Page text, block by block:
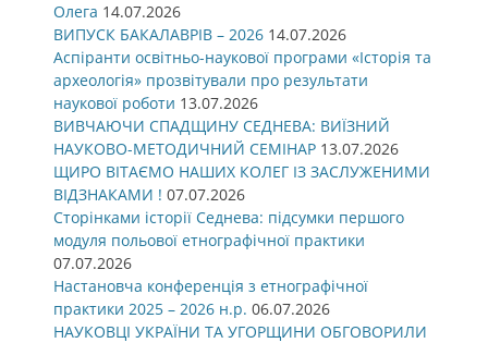
Олега 14.07.2026
ВИПУСК БАКАЛАВРІВ – 2026 14.07.2026
Аспіранти освітньо-наукової програми «Історія та
археологія» прозвітували про результати
наукової роботи 13.07.2026
ВИВЧАЮЧИ СПАДЩИНУ СЕДНЕВА: ВИЇЗНИЙ
НАУКОВО-МЕТОДИЧНИЙ СЕМІНАР 13.07.2026
ЩИРО ВІТАЄМО НАШИХ КОЛЕГ ІЗ ЗАСЛУЖЕНИМИ
ВІДЗНАКАМИ ! 07.07.2026
Сторінками історії Седнева: підсумки першого
модуля польової етнографічної практики
07.07.2026
Настановча конференція з етнографічної
практики 2025 – 2026 н.р. 06.07.2026
НАУКОВЦІ УКРАЇНИ ТА УГОРЩИНИ ОБГОВОРИЛИ